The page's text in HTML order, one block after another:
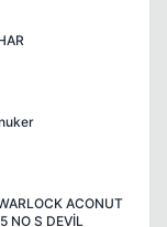
ACONUT
NO S DEVİL